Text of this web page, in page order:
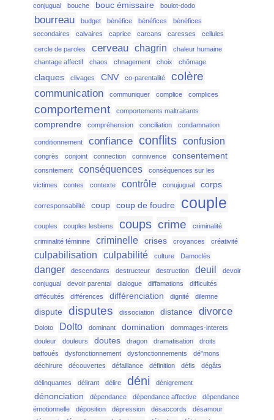
conjugual
bouche bouc émissaire boulot-dodo
bourreau budget bénéfice bénéfices
bénéfices
secondaires
calvaires caprice carcans caresses cellules
cercle de paroles cerveau chagrin
chaleur humaine
chantage affectif
chaos chnagement choix chômage
claques clivages CNV co-parentalité colère
communication communiquer complice complices
comportement comportements maltraitants
comprendre compréhension conciliation condamnation
conditionnement confiance conflits confusion
congrès conjoint connection connivence consentement
consntement conséquences
conséquences sur les
victimes
contes contexte contrôle conujugual corps
corresponsabilité coup coup de foudre couple
couples couples lesbiens coups crime criminalité
criminalité féminine criminelle crises croyances créativité
culpabilisation culpabilité culture Damoclès
danger descendants destructeur destruction deuil
devoir
conjugual
devoir parental dialogue diffamations
difficultés
diffécultés
différences différenciation dignité dilemne
dispute disputes dissociation distance divorce
Doloto Dolto dominant domination
dommages-interets
douleur
douleurs doutes dragon dramatisation
droits
baffoués
dysfonctionnement dysfonctionnements
dé"mons
déchirure
découvertes défaillance définition défis dégâts
délinquantes délirant délire déni dénigrement
dénonciation dépendance dépendance affective
dépendance
émotionnelle
déposition dépression désaccords
désamour